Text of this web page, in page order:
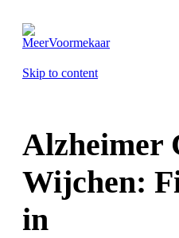
Skip to content
Alzheimer
Wijchen:
in